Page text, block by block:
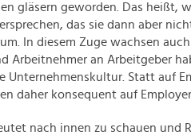
gläsern geworden. Das heißt,
das sie dann aber
In diesem Zuge wachsen
Arbeitnehmer an Arbeitgeber
Unternehmenskultur. Statt auf
daher konsequent auf
nach innen zu schauen und